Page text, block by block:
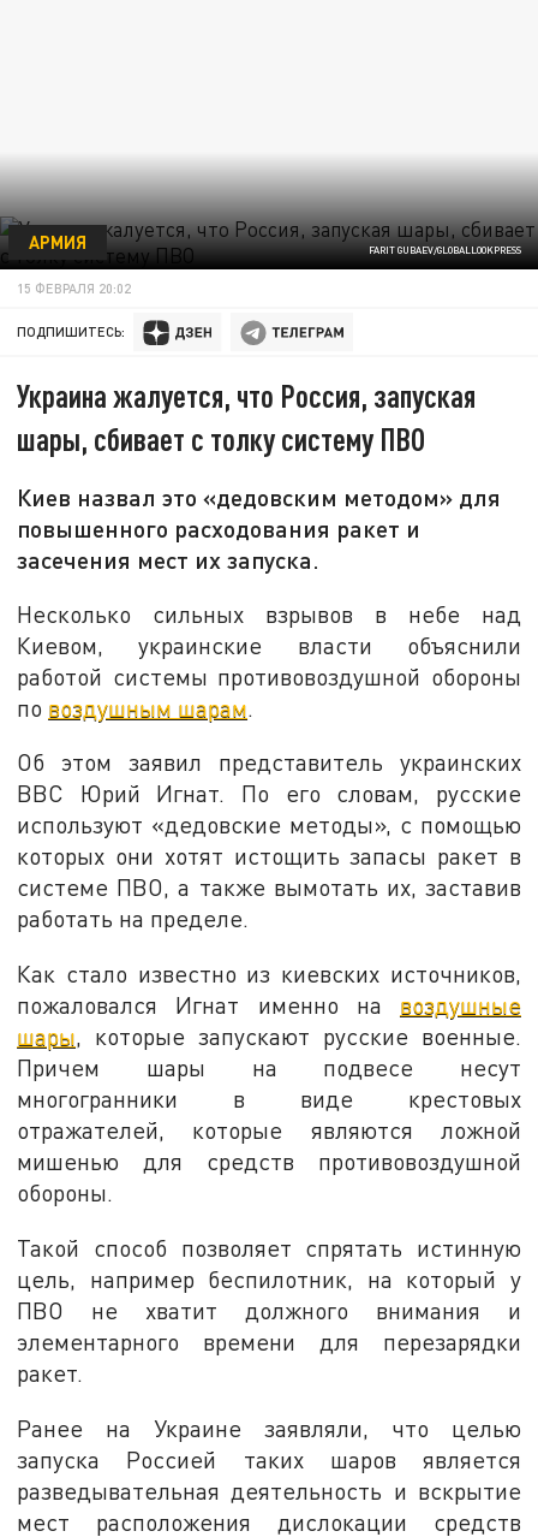
FARIT GUBAEV/GLOBALLOOKPRESS
АРМИЯ
15 ФЕВРАЛЯ 20:02
ПОДПИШИТЕСЬ:
Украина жалуется, что Россия, запуская
шары, сбивает с толку систему ПВО
Киев назвал это «дедовским методом» для
повышенного расходования ракет и
засечения мест их запуска.
Несколько сильных взрывов в небе над
Киевом, украинские власти объяснили
работой системы противовоздушной обороны
по воздушным шарам.
Об этом заявил представитель украинских
ВВС Юрий Игнат. По его словам, русские
используют «дедовские методы», с помощью
которых они хотят истощить запасы ракет в
системе ПВО, а также вымотать их, заставив
работать на пределе.
Как стало известно из киевских источников,
пожаловался Игнат именно на воздушные
шары, которые запускают русские военные.
Причем шары на подвесе несут
многогранники в виде крестовых
отражателей, которые являются ложной
мишенью для средств противовоздушной
обороны.
Такой способ позволяет спрятать истинную
цель, например беспилотник, на который у
ПВО не хватит должного внимания и
элементарного времени для перезарядки
ракет.
Ранее на Украине заявляли, что целью
запуска Россией таких шаров является
разведывательная деятельность и вскрытие
мест расположения дислокации средств